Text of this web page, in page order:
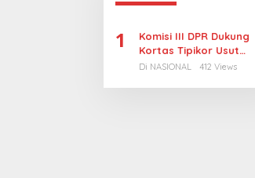
1
Komisi III DPR Dukung
Kortas Tipikor Usut
Tuntas Dugaan Korupsi
Di NASIONAL 412 Views